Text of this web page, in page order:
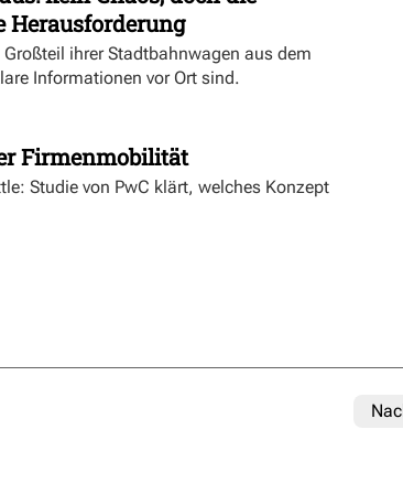
ihrer Stadtbahnwagen aus dem
Informationen vor Ort sind.
Firmenmobilität
Studie von PwC klärt, welches Konzept